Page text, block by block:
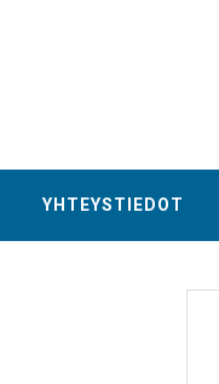
YHTEYSTIEDOT